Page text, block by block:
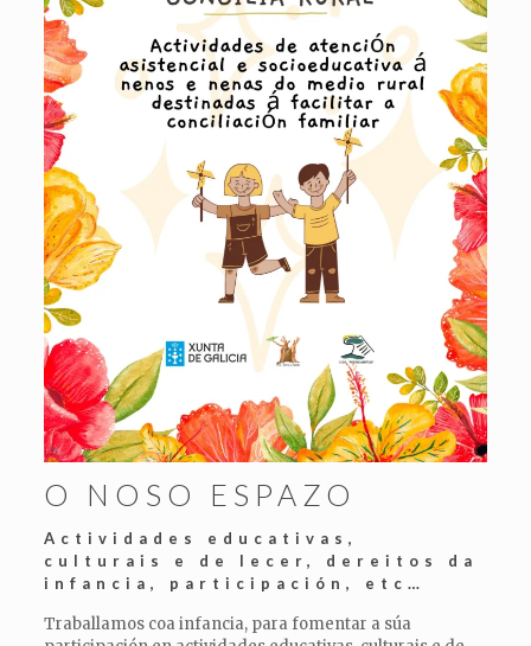
O NOSO ESPAZO
Actividades educativas,
culturais e de lecer, dereitos da
infancia, participación, etc…
Traballamos coa infancia, para fomentar a súa